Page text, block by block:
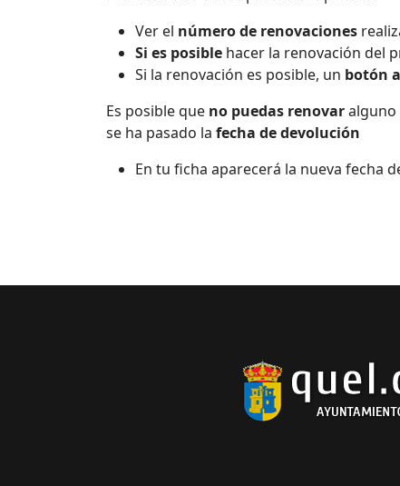
Ver el número de renovaciones
Si es posible hacer la renovación del
Si la renovación es posible, un botón
Es posible que no puedas renovaralguno
se ha pasado la fecha de devolución
En tu ficha aparecerá la nueva fecha